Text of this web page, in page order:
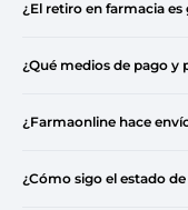
¿El retiro en farmacia es
¿Qué medios de pago
¿Farmaonline hace
¿Cómo sigo el estado